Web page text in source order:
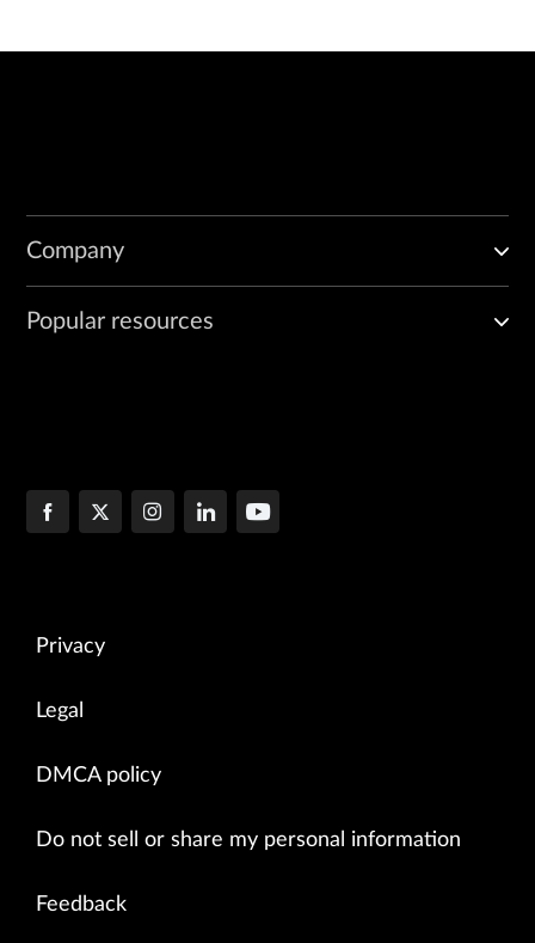
Company
Popular resources
Privacy
Legal
DMCA policy
Do not sell or share my personal information
Feedback